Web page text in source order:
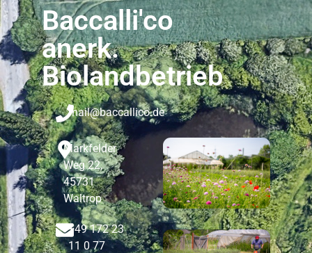
Baccalli'co
anerk.
Biolandbetrieb
mail@baccallico.de
Markfelder
Weg 22,
45731
Waltrop
+49 172 23
11 0 77